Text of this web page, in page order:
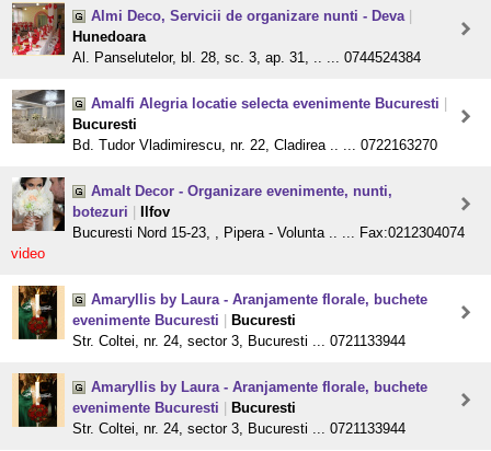
Almi Deco, Servicii de organizare nunti - Deva
Hunedoara
Al. Panselutelor, bl. 28, sc. 3, ap. 31, .. ... 0744524384
Amalfi Alegria locatie selecta evenimente Bucuresti
Bucuresti
Bd. Tudor Vladimirescu, nr. 22, Cladirea .. ... 0722163270
Amalt Decor - Organizare evenimente, nunti,
botezuri
Ilfov
Bucuresti Nord 15-23, , Pipera - Volunta .. ... Fax:0212304074
video
Amaryllis by Laura - Aranjamente florale, buchete
evenimente Bucuresti
Bucuresti
Str. Coltei, nr. 24, sector 3, Bucuresti ... 0721133944
Amaryllis by Laura - Aranjamente florale, buchete
evenimente Bucuresti
Bucuresti
Str. Coltei, nr. 24, sector 3, Bucuresti ... 0721133944